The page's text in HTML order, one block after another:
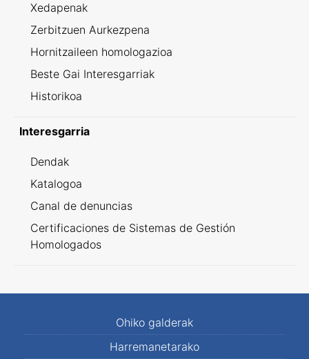
Xedapenak
Zerbitzuen Aurkezpena
Hornitzaileen homologazioa
Beste Gai Interesgarriak
Historikoa
Interesgarria
Dendak
Katalogoa
Canal de denuncias
Certificaciones de Sistemas de Gestión
Homologados
Ohiko galderak
Harremanetarako